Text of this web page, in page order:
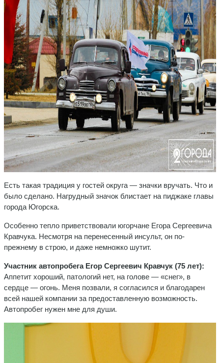
Есть такая традиция у гостей округа — значки вручать. Что и
было сделано. Нагрудный значок блистает на пиджаке главы
города Югорска.
Особенно тепло приветствовали югорчане Егора Сергеевича
Кравчука. Несмотря на перенесенный инсульт, он по-
прежнему в строю, и даже немножко шутит.
Участник автопробега Егор Сергеевич Кравчук (75 лет):
Аппетит хороший, патологий нет, на голове — «снег», в
сердце — огонь. Меня позвали, я согласился и благодарен
всей нашей компании за предоставленную возможность.
Автопробег нужен мне для души.